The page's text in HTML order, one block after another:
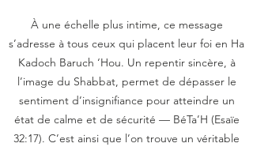
À une échelle plus intime, ce message
s’adresse à tous ceux qui placent leur foi en Ha
Kadoch Baruch ‘Hou. Un repentir sincère, à
l’image du Shabbat, permet de dépasser le
sentiment d’insignifiance pour atteindre un
état de calme et de sécurité — BéTa’H (Esaïe
32:17). C’est ainsi que l’on trouve un véritable